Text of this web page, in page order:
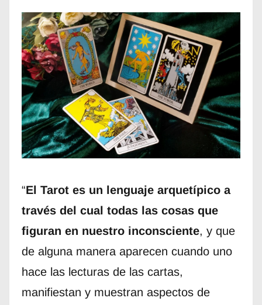
“El Tarot es un lenguaje arquetípico a
través del cual todas las cosas que
figuran en nuestro inconsciente, y que
de alguna manera aparecen cuando uno
hace las lecturas de las cartas,
manifiestan y muestran aspectos de